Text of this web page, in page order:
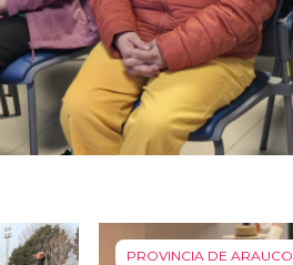
PROVINCIA DE ARAUCO